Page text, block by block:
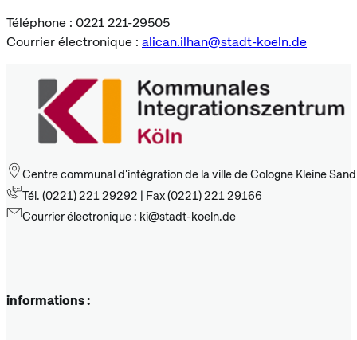
Téléphone : 0221 221-29505
Courrier électronique : alican.ilhan@stadt-koeln.de
Centre communal d'intégration de la ville de Cologne Kleine
Tél. (0221) 221 29292 | Fax (0221) 221 29166
Courrier électronique : ki@stadt-koeln.de
informations :